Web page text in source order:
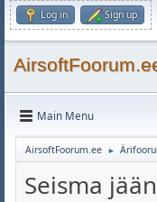
Log in Sign up
Main Menu
AirsoftFoorum.ee ►
Seisma